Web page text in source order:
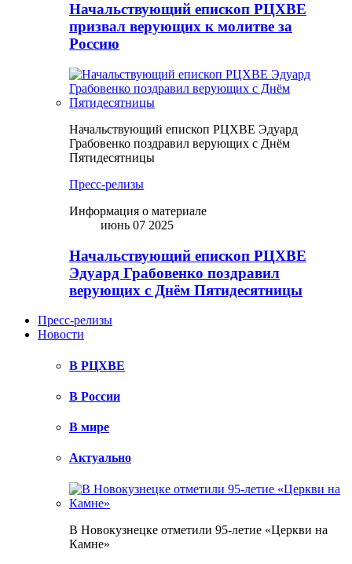
Начальствующий епископ РЦХВЕ
призвал верующих к молитве за
Россию
Начальствующий епископ РЦХВЕ Эдуард
Грабовенко поздравил верующих с Днём
Пятидесятницы
Пресс-релизы
Информация о материале
июнь 07 2025
Начальствующий епископ РЦХВЕ
Эдуард Грабовенко поздравил
верующих с Днём Пятидесятницы
Пресс-релизы
Новости
В РЦХВЕ
В России
В мире
Актуально
В Новокузнецке отметили 95-летие «Церкви на
Камне»